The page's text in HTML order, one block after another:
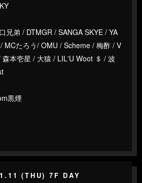
兄弟 / DTMGR / SANGA SKYE / YA
MCたろう/ OMU / Scheme / 梅酢 / V
森本壱星 / 大猿 / LIL'U Woot ＄ / 波
黒煙
(THU) 7F DAY